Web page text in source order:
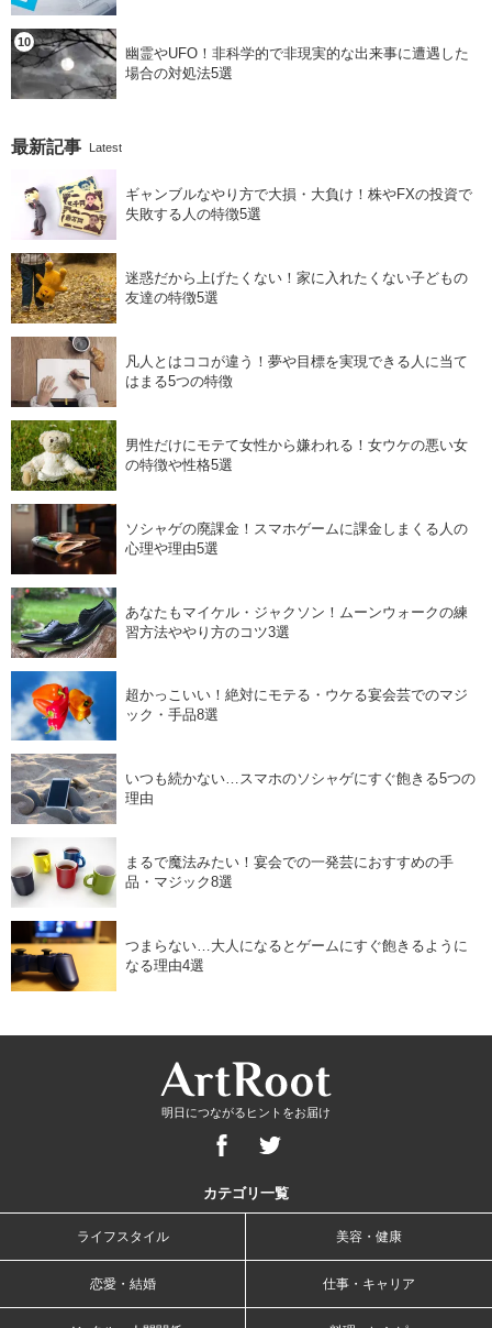
幽霊やUFO！非科学的で非現実的な出来事に遭遇した
場合の対処法5選
最新記事 Latest
ギャンブルなやり方で大損・大負け！株やFXの投資で
失敗する人の特徴5選
迷惑だから上げたくない！家に入れたくない子どもの
友達の特徴5選
凡人とはココが違う！夢や目標を実現できる人に当て
はまる5つの特徴
男性だけにモテて女性から嫌われる！女ウケの悪い女
の特徴や性格5選
ソシャゲの廃課金！スマホゲームに課金しまくる人の
心理や理由5選
あなたもマイケル・ジャクソン！ムーンウォークの練
習方法ややり方のコツ3選
超かっこいい！絶対にモテる・ウケる宴会芸でのマジ
ック・手品8選
いつも続かない…スマホのソシャゲにすぐ飽きる5つの
理由
まるで魔法みたい！宴会での一発芸におすすめの手
品・マジック8選
つまらない…大人になるとゲームにすぐ飽きるように
なる理由4選
明日につながるヒントをお届け
カテゴリ一覧
ライフスタイル 美容・健康
恋愛・結婚 仕事・キャリア